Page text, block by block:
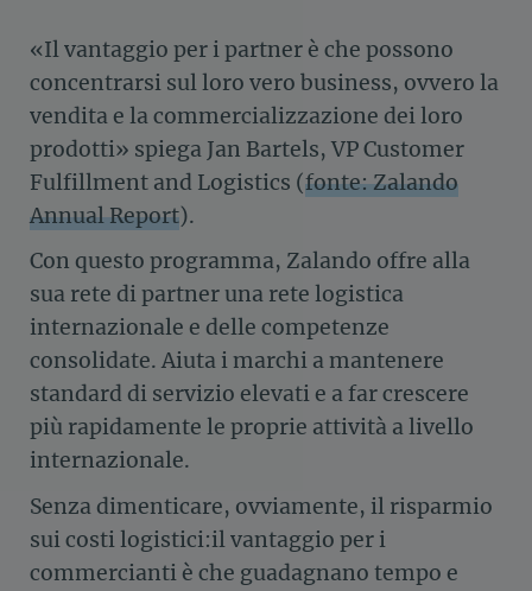
«Il vantaggio per i partner è che possono
concentrarsi sul loro vero business, ovvero la
vendita e la commercializzazione dei loro
prodotti» spiega Jan Bartels, VP Customer
Fulfillment and Logistics (fonte: Zalando
Annual Report).
Con questo programma, Zalando offre alla
sua rete di partner una rete logistica
internazionale e delle competenze
consolidate. Aiuta i marchi a mantenere
standard di servizio elevati e a far crescere
più rapidamente le proprie attività a livello
internazionale.
Senza dimenticare, ovviamente, il risparmio
sui costi logistici:il vantaggio per i
commercianti è che guadagnano tempo e